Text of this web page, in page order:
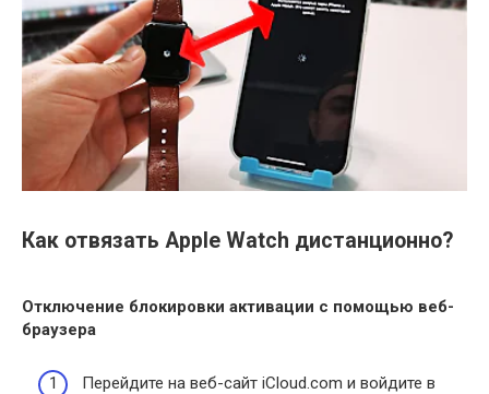
Как отвязать Apple Watch дистанционно?
Отключение блокировки активации с помощью веб-
браузера
Перейдите на веб-сайт iCloud.com и войдите в